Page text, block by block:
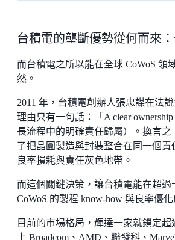
台積電的壟斷優勢從何而來
而台積電之所以能在全球 CoWoS 領
然。
2011 年，台積電創辦人張忠謀在法
理由只有一句話：「A clear
長流程中的明確責任歸屬）。換言
了把晶圓製造與封裝整合在同一個
良率損耗與責任灰色地帶。
而這個關鍵決策，讓台積電能在超
CoWoS 的製程 know-how 與良率優化
目前的市場格局，輝達一家就鎖定超
上 Broadcom、AMD、聯發科、